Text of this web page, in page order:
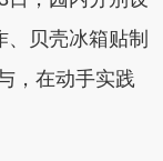
贝壳冰箱贴制
，在动手实践